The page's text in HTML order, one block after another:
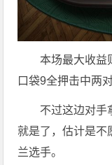
本场最大收益
口袋9全押击中两
不过这边对手
就是了，估计是不
兰选手。